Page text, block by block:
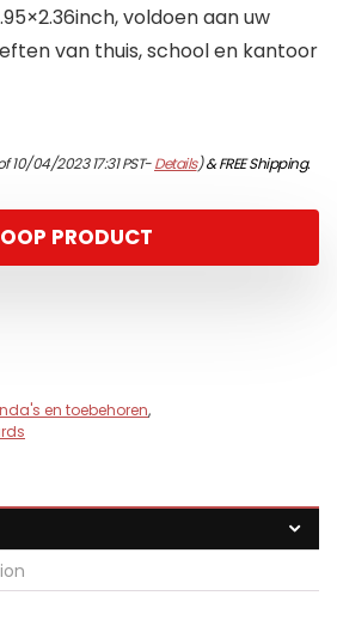
voldoen aan uw
van thuis, school en kantoor
10/04/2023 17:31 PST-Details)&FREE Shipping.
PRODUCT
en toebehoren,